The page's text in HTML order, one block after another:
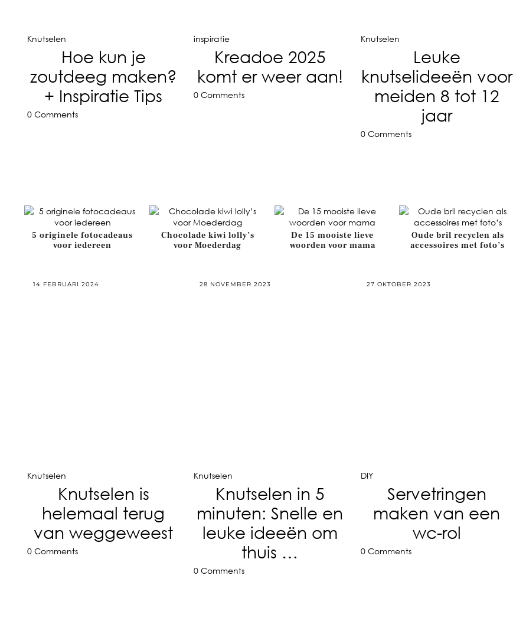
Knutselen
Hoe kun je
zoutdeeg maken?
+ Inspiratie Tips
0 Comments
inspiratie
Kreadoe 2025
komt er weer aan!
0 Comments
Knutselen
Leuke
knutselideeën voor
meiden 8 tot 12
jaar
0 Comments
5 originele fotocadeaus
voor iedereen
Chocolade kiwi lolly’s
voor Moederdag
De 15 mooiste lieve
woorden voor mama
Oude bril recyclen als
accessoires met foto’s
14 FEBRUARI 2024
Knutselen
Knutselen is
helemaal terug
van weggeweest
0 Comments
28 NOVEMBER 2023
Knutselen
Knutselen in 5
minuten: Snelle en
leuke ideeën om
thuis …
0 Comments
27 OKTOBER 2023
DIY
Servetringen
maken van een
wc-rol
0 Comments